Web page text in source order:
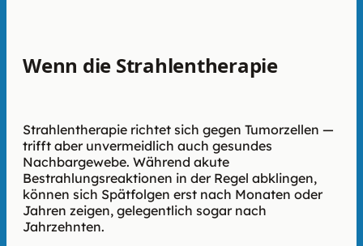
Wenn die Strahlentherapie
Strahlentherapie richtet sich gegen Tumorzellen —
trifft aber unvermeidlich auch gesundes
Nachbargewebe. Während akute
Bestrahlungsreaktionen in der Regel abklingen,
können sich Spätfolgen erst nach Monaten oder
Jahren zeigen, gelegentlich sogar nach
Jahrzehnten.